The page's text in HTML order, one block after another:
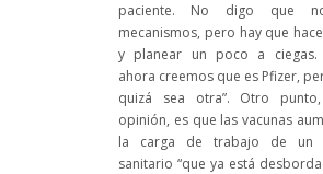
paciente. No digo que
mecanismos, pero hay que
y planear un poco a ciegas.
ahora creemos que es Pfizer,
quizá sea otra”. Otro
opinión, es que las vacunas
la carga de trabajo de un
sanitario “que ya está